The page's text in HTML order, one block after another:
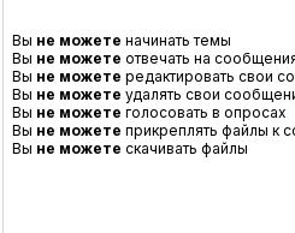
Вы не можете начинать темы
Вы не можете отвечать на
Вы не можете редактировать свои
Вы не можете удалять свои
Вы не можете голосовать в опросах
Вы не можете прикреплять файлы к
Вы не можете скачивать файлы